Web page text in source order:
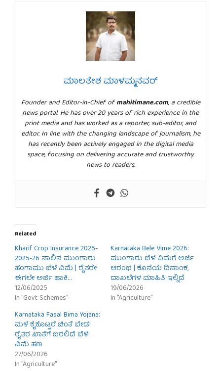
ಮಾಲತೇಶ ಮಾಳಮ್ಮನವರ್
Founder and Editor-in-Chief ofmahitimane.com, a credible
news portal. He has over 20 years of rich experience in the
print media and has worked as a reporter, sub-editor, and
editor. In line with the changing landscape of journalism, he
has recently been actively engaged in the digital media
space, focusing on delivering accurate and trustworthy
news to readers.
Related
Kharif Crop Insurance 2025-
2025-26 ಸಾಲಿನ ಮುಂಗಾರು
ಹಂಗಾಮು ಬೆಳೆ ವಿಮೆ | ರೈತರೇ
ಈಗಲೇ ಅರ್ಜಿ ಹಾಕಿ…
12/06/2025
In "Govt Schemes"
Karnataka Bele Vime 2026:
ಮುಂಗಾರು ಬೆಳೆ ವಿಮೆಗೆ ಅರ್ಜಿ
ಆರಂಭ | ಕೊನೆಯ ದಿನಾಂಕ,
ದಾಖಲೆಗಳ ಮಾಹಿತಿ ಇಲ್ಲಿದೆ
19/06/2026
In "Agriculture"
Karnataka Fasal Bima Yojana:
ಮಳೆ ಕೈಕೊಟ್ಟರೆ ಚಿಂತೆ ಬೇಡ!
ರೈತರ ಖಾತೆಗೆ ಬರಲಿದೆ ಬೆಳೆ
ವಿಮೆ ಹಣ
27/06/2026
In "Agriculture"